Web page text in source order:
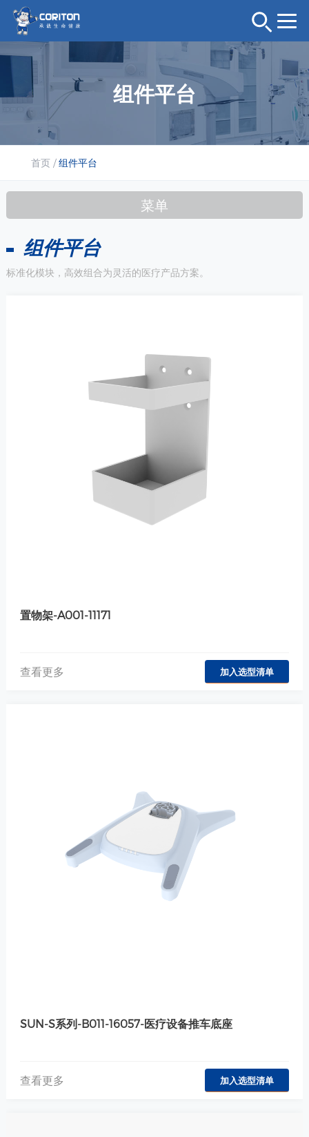
组件平台
首页/组件平台
菜单
组件平台
标准化模块，高效组合为灵活的医疗产品方案。
置物架-A001-11171
查看更多 加入选型清单
SUN-S系列-B011-16057-医疗设备推车底座
查看更多 加入选型清单